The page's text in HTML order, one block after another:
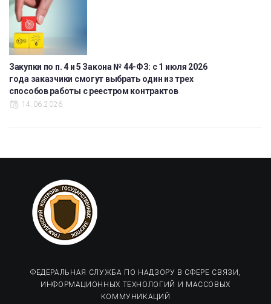
Закупки по п. 4 и 5 Закона № 44-ФЗ: с 1 июля 2026
года заказчики смогут выбрать один из трех
способов работы с реестром контрактов
14.06.2026
ФЕДЕРАЛЬНАЯ СЛУЖБА ПО НАДЗОРУ В СФЕРЕ СВЯЗИ,
ИНФОРМАЦИОННЫХ ТЕХНОЛОГИЙ И МАССОВЫХ
КОММУНИКАЦИЙ